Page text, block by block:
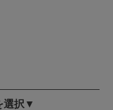
選択▼